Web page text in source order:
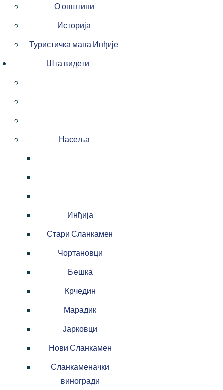
О општини
Историја
Туристичка мапа Инђије
Шта видети
Насеља
Инђија
Стари Сланкамен
Чортановци
Бeшка
Крчедин
Марадик
Јарковци
Нови Сланкамен
Сланкаменачки
виногради